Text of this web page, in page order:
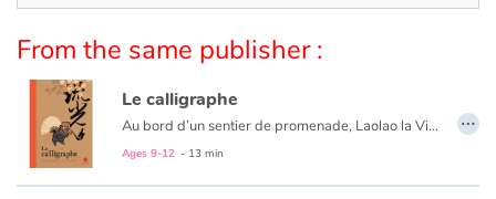
Formats and illustrations
Catalogue anglais
Contraste +
From the same publisher :
Le calligraphe
Au bord d’un sentier de promenade, Laolao la Vieille est soucieuse. En cette fraiche saison, personne pour acheter ses éventails. Où trouvera-t-elle l’argent pour nourrir son petit fils ? Passant par là, le célèbre calligraphe Wang est attendri mais il a son idée pour aider Laolao. Il embellira les éventails de sa belle écriture et il fera des miracles ! Cette histoire de don et de générosité est inspirée de la vie du plus célèbre calligraphe chinois, WANG Xizhi (IVe siècle).
Ages 9-12 - 13 min
…